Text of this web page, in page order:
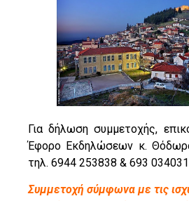
Για δήλωση συμμετοχής,
Έφορο Εκδηλώσεων κ.
τηλ. 6944 253838 & 693
Συμμετοχή σύμφωνα με τις